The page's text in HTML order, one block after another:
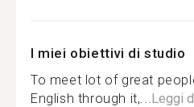
I miei obiettivi di studio
To meet lot of great
English through it,...Leggi